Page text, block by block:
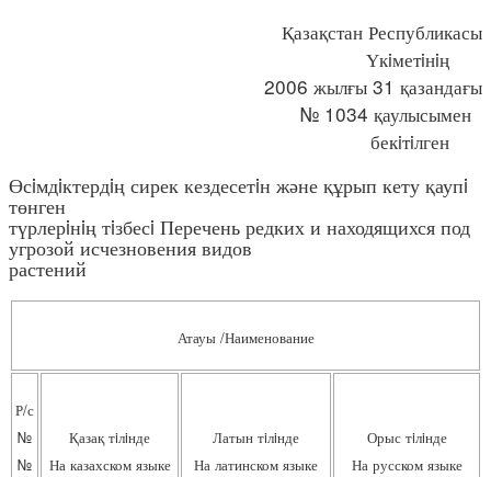
Қазақстан Республикасы
Үкiметiнiң
2006 жылғы 31 қазандағы
№ 1034 қаулысымен
бекiтiлген
Өсiмдiктердiң сирек кездесетiн және құрып кету қаупi
төнген
түрлерiнiң тiзбесi Перечень редких и находящихся под
угрозой исчезновения видов
растений
Атауы /Наименование
Р/с
№
№
Қазақ тiлiнде
На казахском языке
Латын тiлiнде
На латинском языке
Орыс тiлiнде
На русском языке